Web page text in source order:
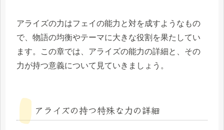
アライズの力はフェイの能力と対を成すようなもの
で、物語の均衡やテーマに大きな役割を果たしてい
ます。この章では、アライズの能力の詳細と、その
力が持つ意義について見ていきましょう。
アライズの持つ特殊な力の詳細